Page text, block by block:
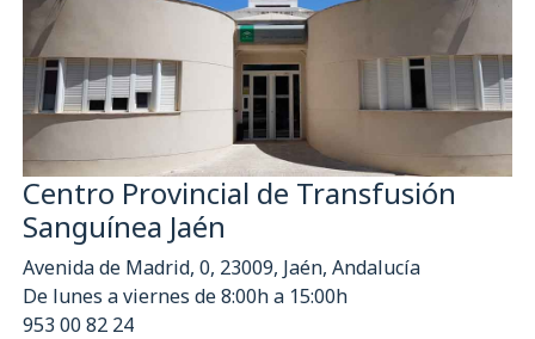
Centro Provincial de Transfusión
Sanguínea Jaén
Avenida de Madrid, 0, 23009, Jaén, Andalucía
De lunes a viernes de 8:00h a 15:00h
953 00 82 24